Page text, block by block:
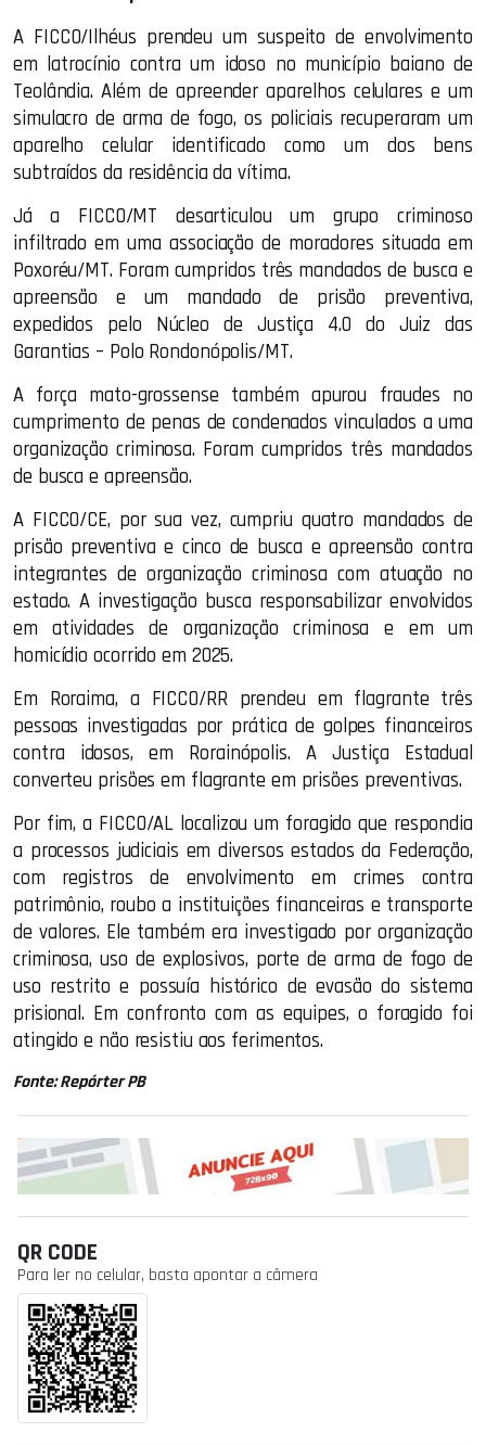
A FICCO/Ilhéus prendeu um suspeito de envolvimento
em latrocínio contra um idoso no município baiano de
Teolândia. Além de apreender aparelhos celulares e um
simulacro de arma de fogo, os policiais recuperaram um
aparelho celular identificado como um dos bens
subtraídos da residência da vítima.
Já a FICCO/MT desarticulou um grupo criminoso
infiltrado em uma associação de moradores situada em
Poxoréu/MT. Foram cumpridos três mandados de busca e
apreensão e um mandado de prisão preventiva,
expedidos pelo Núcleo de Justiça 4.0 do Juiz das
Garantias – Polo Rondonópolis/MT.
A força mato-grossense também apurou fraudes no
cumprimento de penas de condenados vinculados a uma
organização criminosa. Foram cumpridos três mandados
de busca e apreensão.
A FICCO/CE, por sua vez, cumpriu quatro mandados de
prisão preventiva e cinco de busca e apreensão contra
integrantes de organização criminosa com atuação no
estado. A investigação busca responsabilizar envolvidos
em atividades de organização criminosa e em um
homicídio ocorrido em 2025.
Em Roraima, a FICCO/RR prendeu em flagrante três
pessoas investigadas por prática de golpes financeiros
contra idosos, em Rorainópolis. A Justiça Estadual
converteu prisões em flagrante em prisões preventivas.
Por fim, a FICCO/AL localizou um foragido que respondia
a processos judiciais em diversos estados da Federação,
com registros de envolvimento em crimes contra
patrimônio, roubo a instituições financeiras e transporte
de valores. Ele também era investigado por organização
criminosa, uso de explosivos, porte de arma de fogo de
uso restrito e possuía histórico de evasão do sistema
prisional. Em confronto com as equipes, o foragido foi
atingido e não resistiu aos ferimentos.
Fonte: Repórter PB
QR CODE
Para ler no celular, basta apontar a câmera